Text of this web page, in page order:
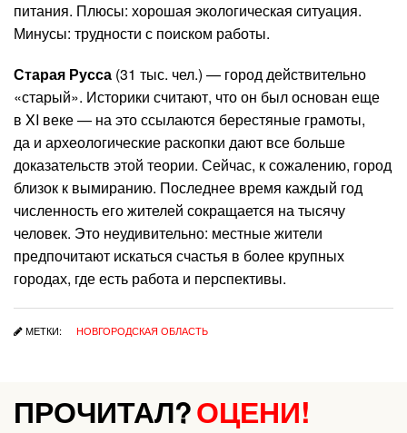
питания. Плюсы: хорошая экологическая ситуация.
Минусы: трудности с поиском работы.
Старая Русса (31 тыс. чел.) — город действительно
«старый». Историки считают, что он был основан еще
в XI веке — на это ссылаются берестяные грамоты,
да и археологические раскопки дают все больше
доказательств этой теории. Сейчас, к сожалению, город
близок к вымиранию. Последнее время каждый год
численность его жителей сокращается на тысячу
человек. Это неудивительно: местные жители
предпочитают искаться счастья в более крупных
городах, где есть работа и перспективы.
МЕТКИ: НОВГОРОДСКАЯ ОБЛАСТЬ
ПРОЧИТАЛ?ОЦЕНИ!